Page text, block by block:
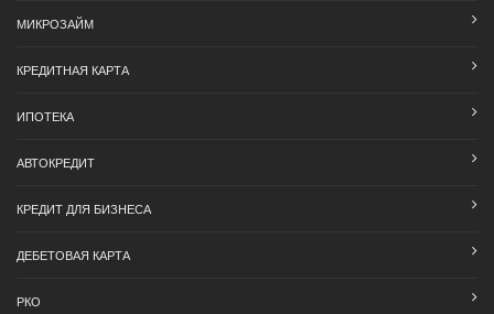
МИКРОЗАЙМ
КРЕДИТНАЯ КАРТА
ИПОТЕКА
АВТОКРЕДИТ
КРЕДИТ ДЛЯ БИЗНЕСА
ДЕБЕТОВАЯ КАРТА
РКО